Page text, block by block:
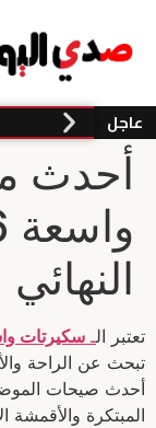
عاجل
أحدث
تعتبر الـ سكيرتات
تبحث عن الراحة
المبتكرة والأقمشة